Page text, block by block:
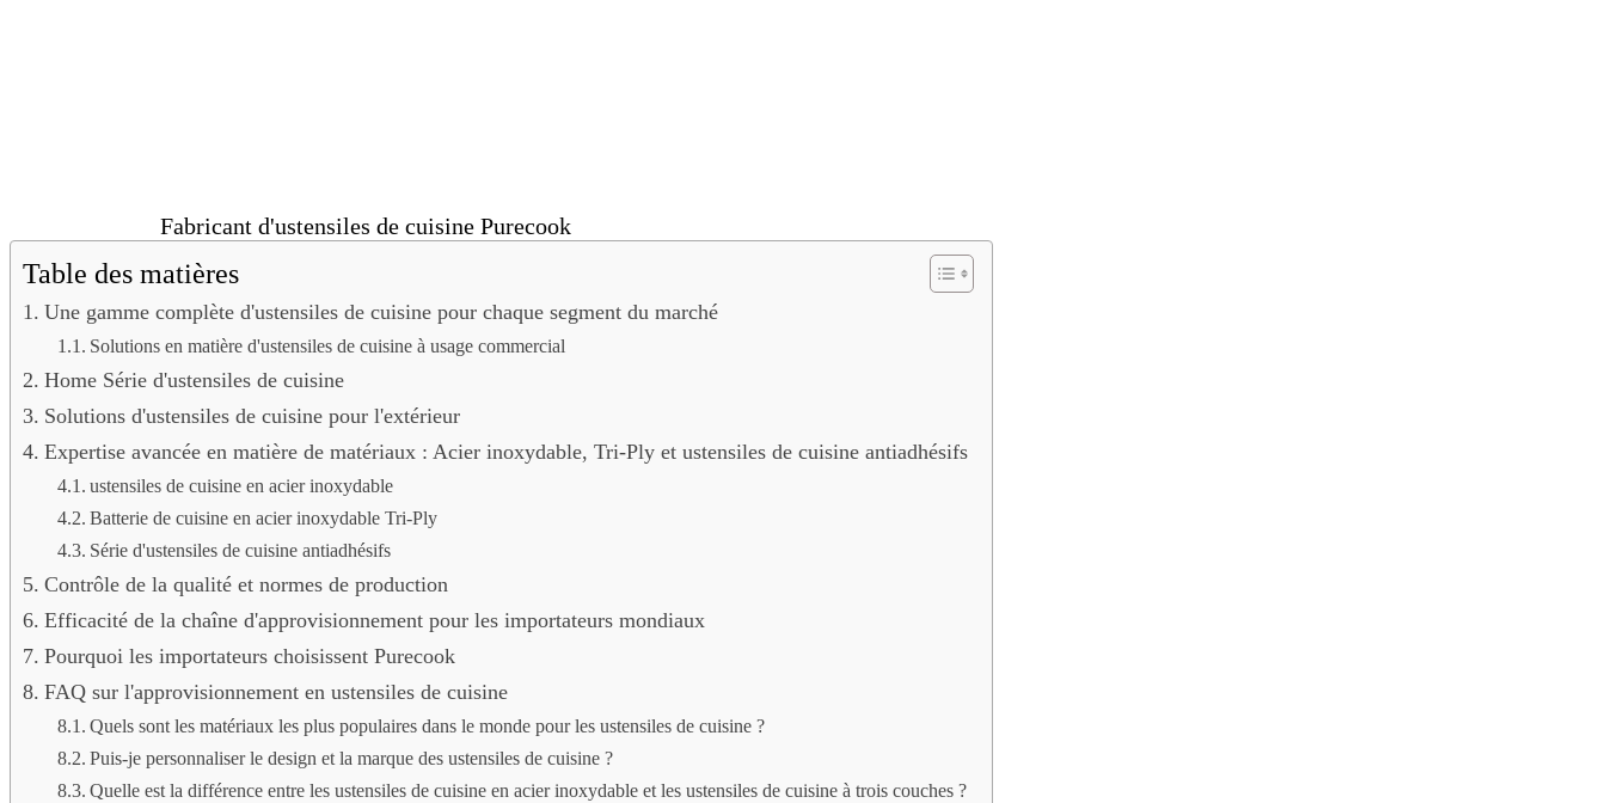
Fabricant d'ustensiles de cuisine Purecook
Table des matières
Une gamme complète d'ustensiles de cuisine pour chaque segment du marché
Solutions en matière d'ustensiles de cuisine à usage commercial
Home Série d'ustensiles de cuisine
Solutions d'ustensiles de cuisine pour l'extérieur
Expertise avancée en matière de matériaux : Acier inoxydable, Tri-Ply et ustensiles de cuisine antiadhésifs
ustensiles de cuisine en acier inoxydable
Batterie de cuisine en acier inoxydable Tri-Ply
Série d'ustensiles de cuisine antiadhésifs
Contrôle de la qualité et normes de production
Efficacité de la chaîne d'approvisionnement pour les importateurs mondiaux
Pourquoi les importateurs choisissent Purecook
FAQ sur l'approvisionnement en ustensiles de cuisine
Quels sont les matériaux les plus populaires dans le monde pour les ustensiles de cuisine ?
Puis-je personnaliser le design et la marque des ustensiles de cuisine ?
Quelle est la différence entre les ustensiles de cuisine en acier inoxydable et les ustensiles de cuisine à trois couches ?